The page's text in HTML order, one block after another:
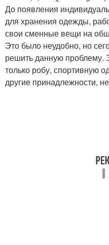
До появления
для хранения одежды,
свои сменные вещи на
Это было неудобно, но
решить данную проблему.
только робу, спортивную
другие принадлежности,